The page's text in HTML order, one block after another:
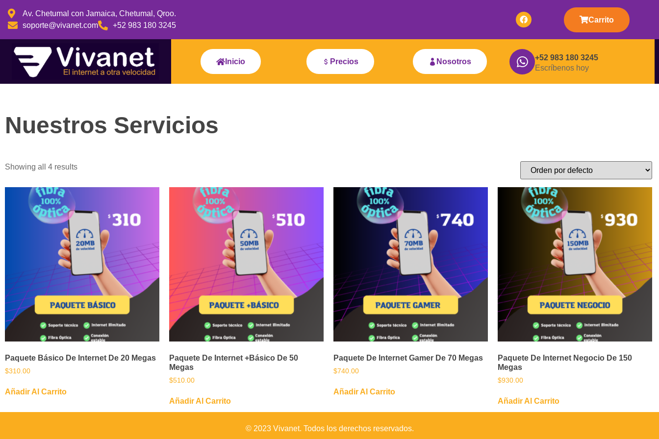
Av. Chetumal con Jamaica, Chetumal, Qroo.
soporte@vivanet.com
+52 983 180 3245
Carrito
Inicio Precios Nosotros
+52 983 180 3245
Escríbenos hoy
Nuestros Servicios
Showing all 4 results
Paquete Básico De Internet De 20 Megas
$310.00
Añadir Al Carrito
Paquete De Internet +Básico De 50
Megas
$510.00
Añadir Al Carrito
Paquete De Internet Gamer De 70 Megas
$740.00
Añadir Al Carrito
Paquete De Internet Negocio De 150
Megas
$930.00
Añadir Al Carrito
© 2023 Vivanet. Todos los derechos reservados.